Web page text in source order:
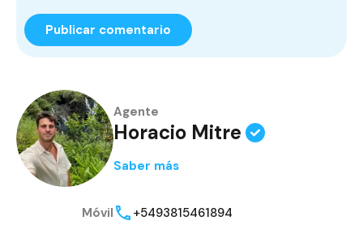
Agente
Horacio Mitre
Saber más
Móvil
+5493815461894